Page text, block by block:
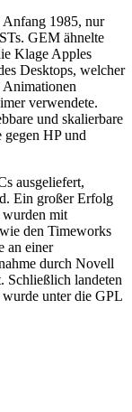
Anfang 1985, nur
GEM ähnelte
Klage Apples
Desktops, welcher
Animationen
verwendete.
und skalierbare
HP und
ausgeliefert,
Ein großer Erfolg
wurden mit
den Timeworks
an einer
durch Novell
Schließlich landeten
unter die GPL